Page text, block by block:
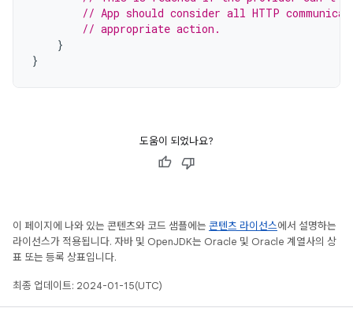
// App should consider all HTTP
// appropriate action.
}
}
도움이 되었나요?
이 페이지에 나와 있는 콘텐츠와 코드 샘플에는 콘텐츠 라이선스에서 설명하는
라이선스가 적용됩니다. 자바 및 OpenJDK는 Oracle 및 Oracle 계열사의 상
표 또는 등록 상표입니다.
최종 업데이트: 2024-01-15(UTC)